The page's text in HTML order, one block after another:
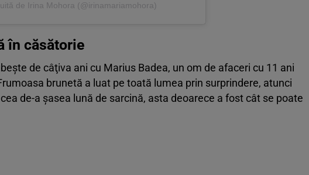
de Irina Mohora (@irinamariamohora)
în căsătorie
de câţiva ani cu Marius Badea, un om de afaceri cu 11 ani
brunetă a luat pe toată lumea prin surprindere, atunci
de-a şasea lună de sarcină, asta deoarece a fost cât se poate